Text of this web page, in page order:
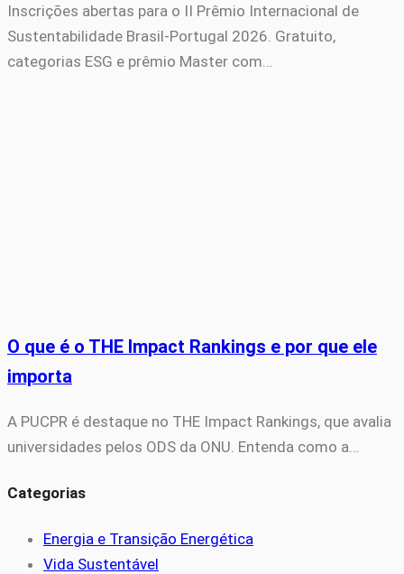
Inscrições abertas para o II Prêmio Internacional de
Sustentabilidade Brasil-Portugal 2026. Gratuito,
categorias ESG e prêmio Master com…
O que é o THE Impact Rankings e por que ele
importa
A PUCPR é destaque no THE Impact Rankings, que avalia
universidades pelos ODS da ONU. Entenda como a…
Categorias
Energia e Transição Energética
Vida Sustentável